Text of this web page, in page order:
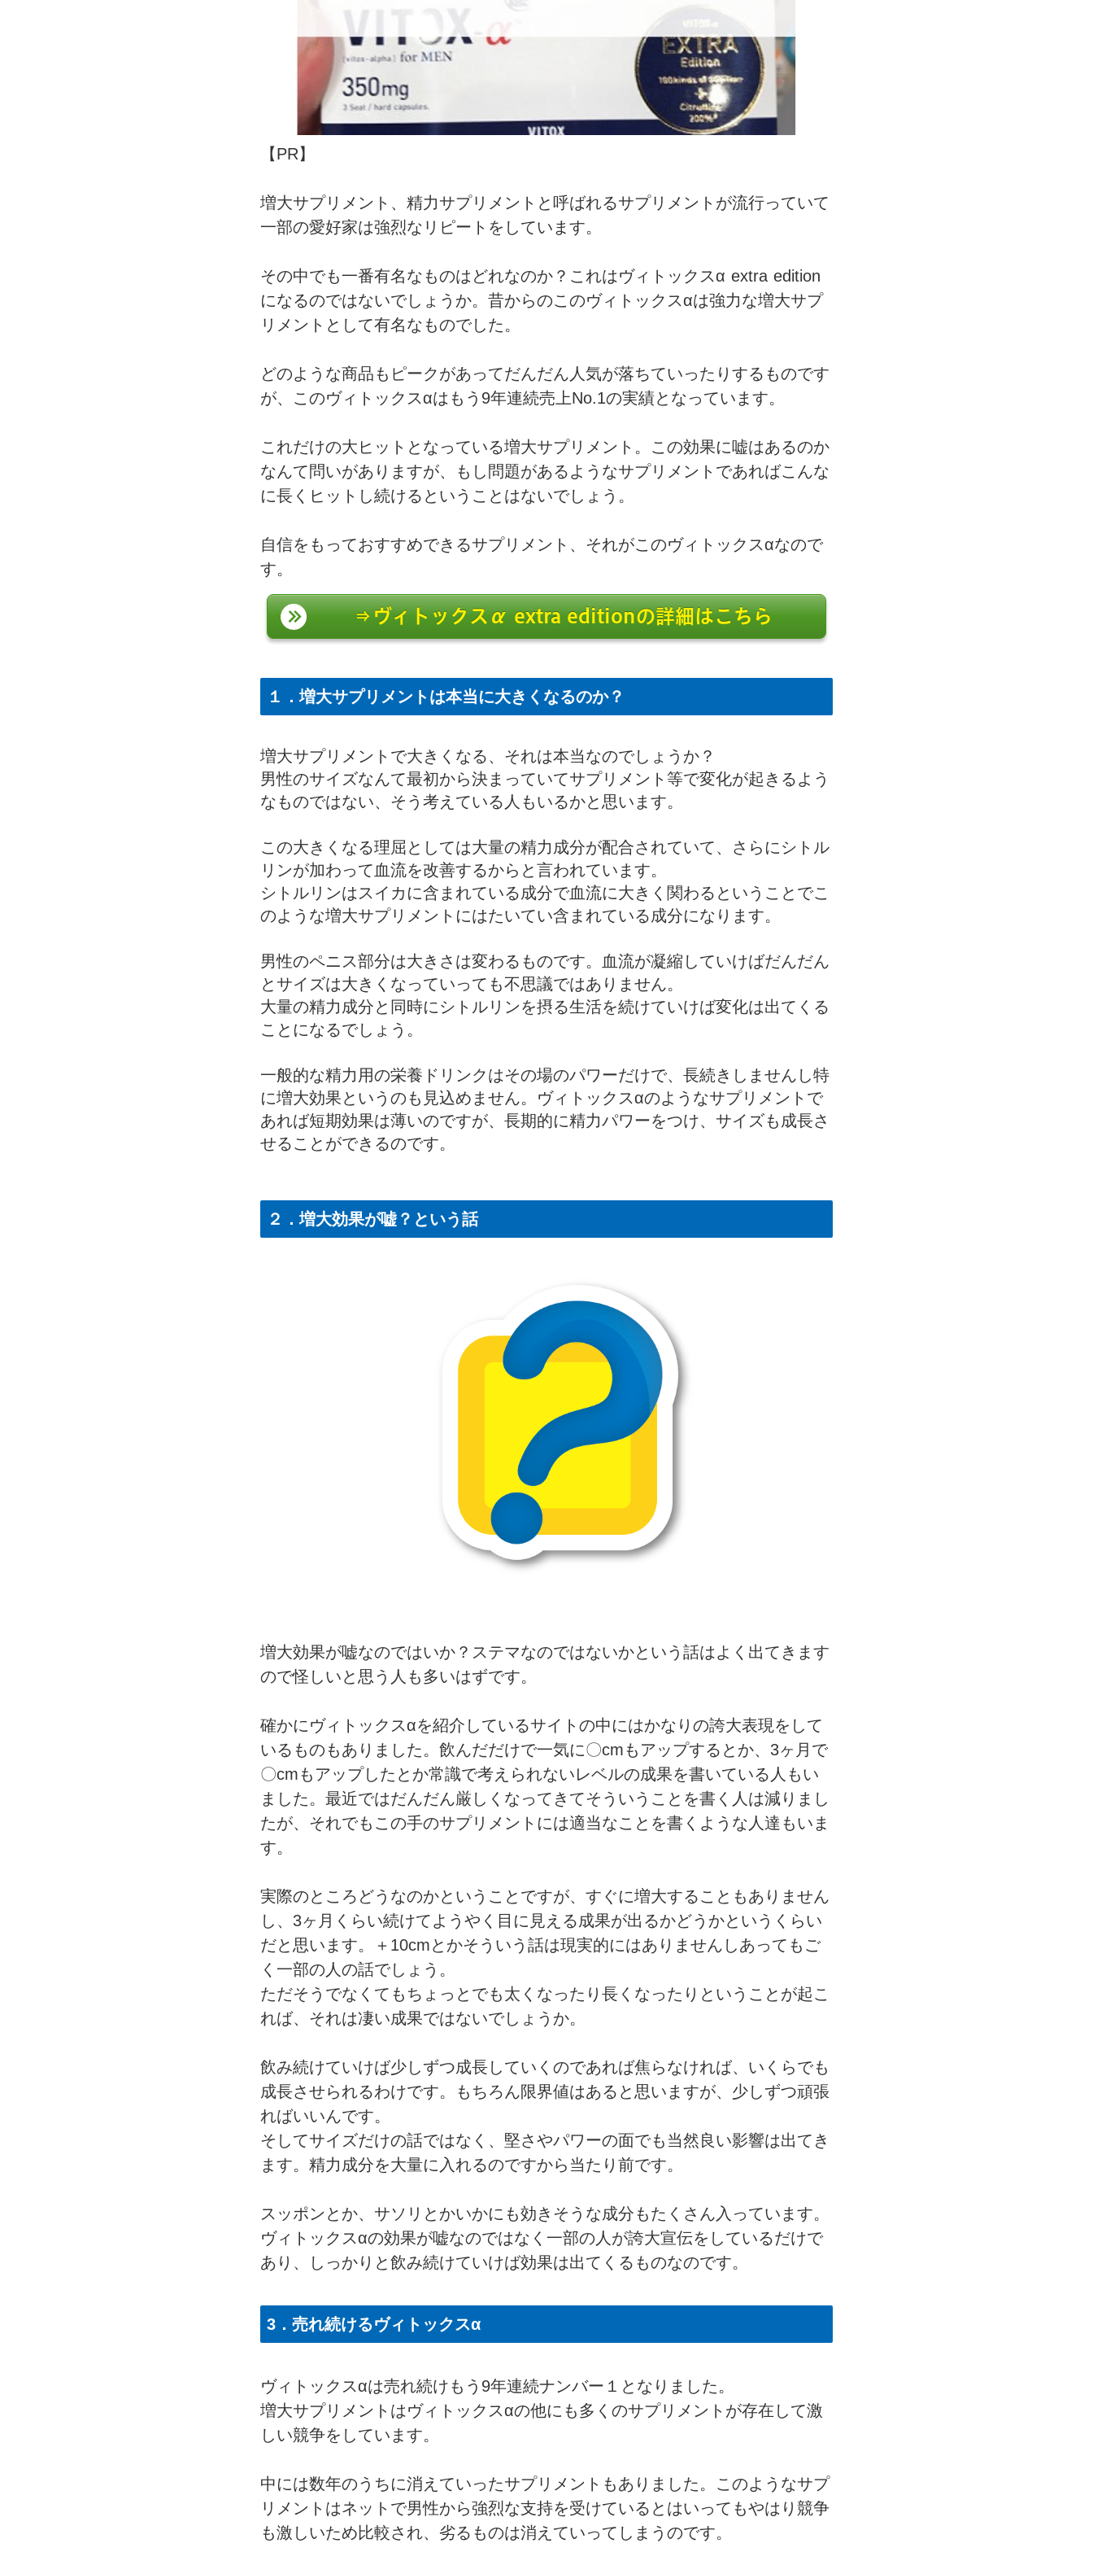
【PR】
増大サプリメント、精力サプリメントと呼ばれるサプリメントが流行っていて
一部の愛好家は強烈なリピートをしています。
その中でも一番有名なものはどれなのか？これはヴィトックスα extra edition
になるのではないでしょうか。昔からのこのヴィトックスαは強力な増大サプ
リメントとして有名なものでした。
どのような商品もピークがあってだんだん人気が落ちていったりするものです
が、このヴィトックスαはもう9年連続売上No.1の実績となっています。
これだけの大ヒットとなっている増大サプリメント。この効果に嘘はあるのか
なんて問いがありますが、もし問題があるようなサプリメントであればこんな
に長くヒットし続けるということはないでしょう。
自信をもっておすすめできるサプリメント、それがこのヴィトックスαなので
す。
⇒ヴィトックスα extra editionの詳細はこちら
１．増大サプリメントは本当に大きくなるのか？
増大サプリメントで大きくなる、それは本当なのでしょうか？
男性のサイズなんて最初から決まっていてサプリメント等で変化が起きるよう
なものではない、そう考えている人もいるかと思います。
この大きくなる理屈としては大量の精力成分が配合されていて、さらにシトル
リンが加わって血流を改善するからと言われています。
シトルリンはスイカに含まれている成分で血流に大きく関わるということでこ
のような増大サプリメントにはたいてい含まれている成分になります。
男性のペニス部分は大きさは変わるものです。血流が凝縮していけばだんだん
とサイズは大きくなっていっても不思議ではありません。
大量の精力成分と同時にシトルリンを摂る生活を続けていけば変化は出てくる
ことになるでしょう。
一般的な精力用の栄養ドリンクはその場のパワーだけで、長続きしませんし特
に増大効果というのも見込めません。ヴィトックスαのようなサプリメントで
あれば短期効果は薄いのですが、長期的に精力パワーをつけ、サイズも成長さ
せることができるのです。
２．増大効果が嘘？という話
増大効果が嘘なのではいか？ステマなのではないかという話はよく出てきます
ので怪しいと思う人も多いはずです。
確かにヴィトックスαを紹介しているサイトの中にはかなりの誇大表現をして
いるものもありました。飲んだだけで一気に〇cmもアップするとか、3ヶ月で
〇cmもアップしたとか常識で考えられないレベルの成果を書いている人もい
ました。最近ではだんだん厳しくなってきてそういうことを書く人は減りまし
たが、それでもこの手のサプリメントには適当なことを書くような人達もいま
す。
実際のところどうなのかということですが、すぐに増大することもありません
し、3ヶ月くらい続けてようやく目に見える成果が出るかどうかというくらい
だと思います。＋10cmとかそういう話は現実的にはありませんしあってもご
く一部の人の話でしょう。
ただそうでなくてもちょっとでも太くなったり長くなったりということが起こ
れば、それは凄い成果ではないでしょうか。
飲み続けていけば少しずつ成長していくのであれば焦らなければ、いくらでも
成長させられるわけです。もちろん限界値はあると思いますが、少しずつ頑張
ればいいんです。
そしてサイズだけの話ではなく、堅さやパワーの面でも当然良い影響は出てき
ます。精力成分を大量に入れるのですから当たり前です。
スッポンとか、サソリとかいかにも効きそうな成分もたくさん入っています。
ヴィトックスαの効果が嘘なのではなく一部の人が誇大宣伝をしているだけで
あり、しっかりと飲み続けていけば効果は出てくるものなのです。
3． 売れ続けるヴィトックスα
ヴィトックスαは売れ続けもう9年連続ナンバー１となりました。
増大サプリメントはヴィトックスαの他にも多くのサプリメントが存在して激
しい競争をしています。
中には数年のうちに消えていったサプリメントもありました。このようなサプ
リメントはネットで男性から強烈な支持を受けているとはいってもやはり競争
も激しいため比較され、劣るものは消えていってしまうのです。